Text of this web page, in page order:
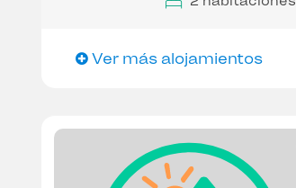
Ver más alojamientos